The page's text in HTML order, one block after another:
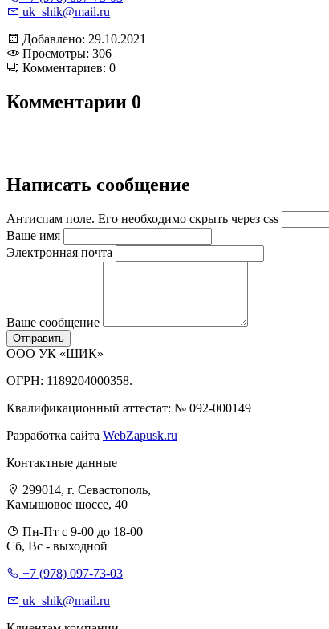
uk_shik@mail.ru
Добавлено: 29.10.2021
Просмотры: 306
Комментариев: 0
Комментарии 0
Написать сообщение
Антиспам поле. Его необходимо скрыть через css
Ваше имя
Электронная почта
Ваше сообщение
ООО УК «ШИК»
ОГРН: 1189204000358.
Квалификационный аттестат: № 092-000149
Разработка сайта WebZapusk.ru
Контактные данные
299014, г. Севастополь,
Камышовое шоссе, 40
Пн-Пт с 9-00 до 18-00
Сб, Вс - выходной
+7 (978) 097-73-03
uk_shik@mail.ru